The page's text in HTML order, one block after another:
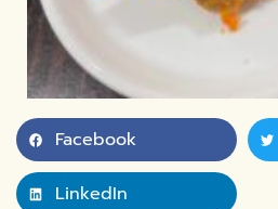
Facebook
LinkedIn